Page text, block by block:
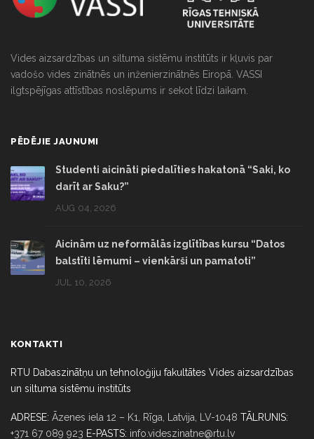
Vides aizsardzības un siltuma sistēmu institūts ir kļuvis par
vadošo vides zinātnēs un inženierzinātnēs Eiropā. VASSI
ilgtspējīgas attīstības noslēpums ir sekot līdzi laikam.
PĒDĒJIE JAUNUMI
Studenti aicināti piedalīties hakatonā “Saki, ko
darīt ar Saku?”
AUG 04, 2026
Aicinām uz neformālās izglītības kursu “Datos
balstīti lēmumi – vienkārši un pamatoti”
JUL 10, 2026
KONTAKTI
RTU Dabaszinātņu un tehnoloģiju fakultātes Vides aizsardzības
un siltuma sistēmu institūts
ADRESE: Āzenes iela 12 – K1, Rīga, Latvija, LV-1048 TĀLRUNIS:
+371 67 089 923 E-PASTS: info.videszinatne@rtu.lv